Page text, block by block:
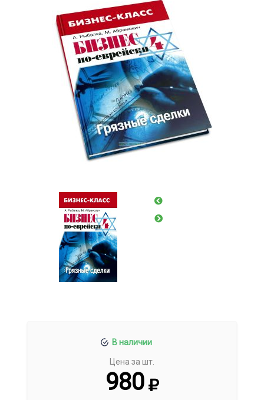
В наличии
Цена за шт.
980